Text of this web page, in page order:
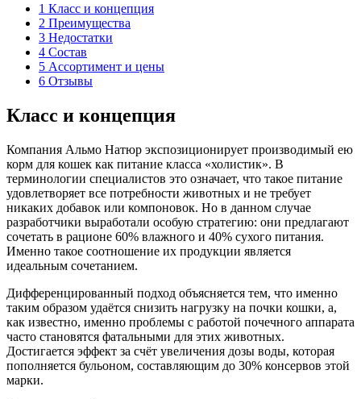
1 Класс и концепция
2 Преимущества
3 Недостатки
4 Состав
5 Ассортимент и цены
6 Отзывы
Класс и концепция
Компания Альмо Натюр экспозиционирует производимый ею
корм для кошек как питание класса «холистик». В
терминологии специалистов это означает, что такое питание
удовлетворяет все потребности животных и не требует
никаких добавок или компоновок. Но в данном случае
разработчики выработали особую стратегию: они предлагают
сочетать в рационе 60% влажного и 40% сухого питания.
Именно такое соотношение их продукции является
идеальным сочетанием.
Дифференцированный подход объясняется тем, что именно
таким образом удаётся снизить нагрузку на почки кошки, а,
как известно, именно проблемы с работой почечного аппарата
часто становятся фатальными для этих животных.
Достигается эффект за счёт увеличения дозы воды, которая
пополняется бульоном, составляющим до 30% консервов этой
марки.